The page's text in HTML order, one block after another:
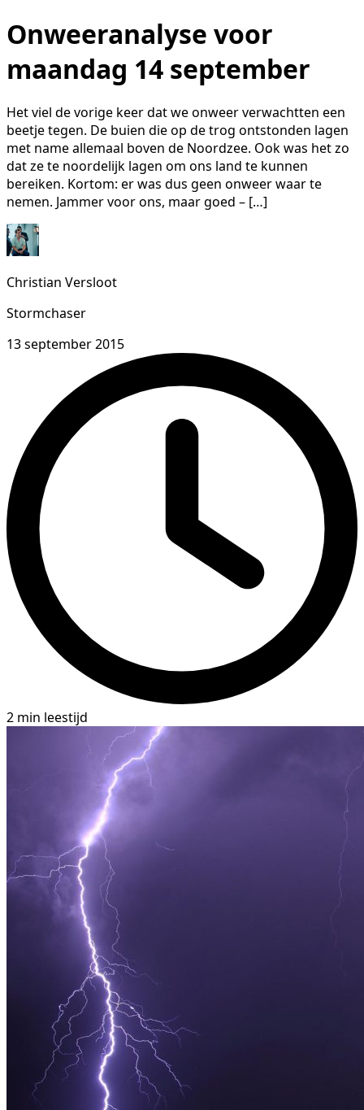
Onweeranalyse voor
maandag 14 september
Het viel de vorige keer dat we onweer verwachtten een
beetje tegen. De buien die op de trog ontstonden lagen
met name allemaal boven de Noordzee. Ook was het zo
dat ze te noordelijk lagen om ons land te kunnen
bereiken. Kortom: er was dus geen onweer waar te
nemen. Jammer voor ons, maar goed – […]
Christian Versloot
Stormchaser
13 september 2015
2 min leestijd